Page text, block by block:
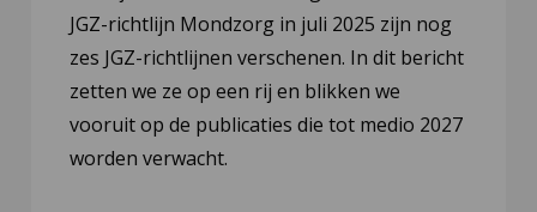
JGZ-richtlijn Mondzorg in juli 2025 zijn nog
zes JGZ-richtlijnen verschenen. In dit bericht
zetten we ze op een rij en blikken we
vooruit op de publicaties die tot medio 2027
worden verwacht.